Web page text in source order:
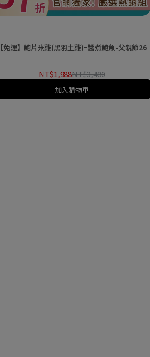
【免運】鮑片米雞(黑羽土雞)+醬煮鮑魚-父親節26
NT$1,988NT$3,480
加入購物車